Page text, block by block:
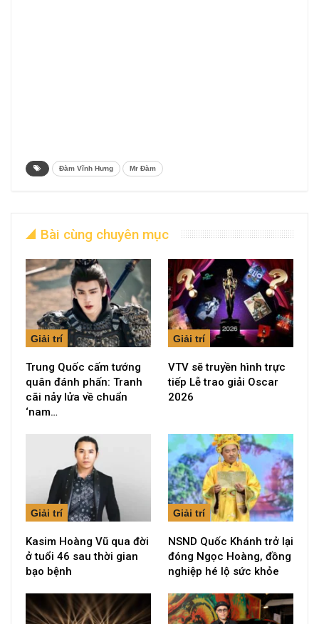
Đàm Vĩnh Hưng Mr Đàm
Bài cùng chuyên mục
Giải trí
Trung Quốc cấm tướng
quân đánh phấn: Tranh
cãi nảy lửa về chuẩn
‘nam…
Giải trí
VTV sẽ truyền hình trực
tiếp Lễ trao giải Oscar
2026
Giải trí
Kasim Hoàng Vũ qua đời
ở tuổi 46 sau thời gian
bạo bệnh
Giải trí
NSND Quốc Khánh trở lại
đóng Ngọc Hoàng, đồng
nghiệp hé lộ sức khỏe